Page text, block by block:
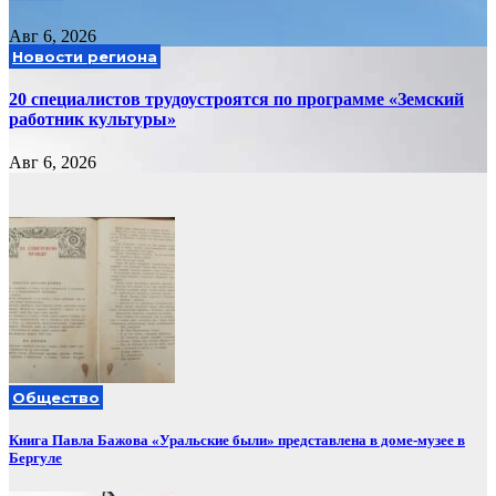
Авг 6, 2026
Новости региона
20 специалистов трудоустроятся по программе «Земский
работник культуры»
Авг 6, 2026
Общество
Книга Павла Бажова «Уральские были» представлена в доме-музее в
Бергуле